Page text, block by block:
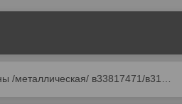
Крышка маслозаливной горловины /металлическая/ в33817471/в31551085 д 3900 / д 2500